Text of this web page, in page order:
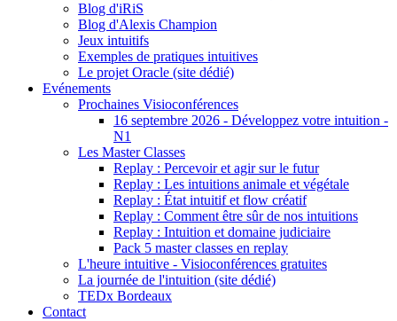
Blog d'iRiS
Blog d'Alexis Champion
Jeux intuitifs
Exemples de pratiques intuitives
Le projet Oracle (site dédié)
Evénements
Prochaines Visioconférences
16 septembre 2026 - Développez votre intuition -
N1
Les Master Classes
Replay : Percevoir et agir sur le futur
Replay : Les intuitions animale et végétale
Replay : État intuitif et flow créatif
Replay : Comment être sûr de nos intuitions
Replay : Intuition et domaine judiciaire
Pack 5 master classes en replay
L'heure intuitive - Visioconférences gratuites
La journée de l'intuition (site dédié)
TEDx Bordeaux
Contact